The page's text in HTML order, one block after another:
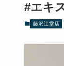
#エキ
藤沢辻堂店